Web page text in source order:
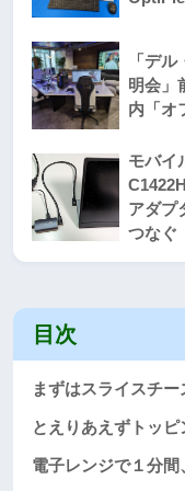
「デ
明会」
内「オ
モバイ
アダプ
つなぐ
目次
まずはスライスチー
とえりあえずトッピ
電子レンジで１分間